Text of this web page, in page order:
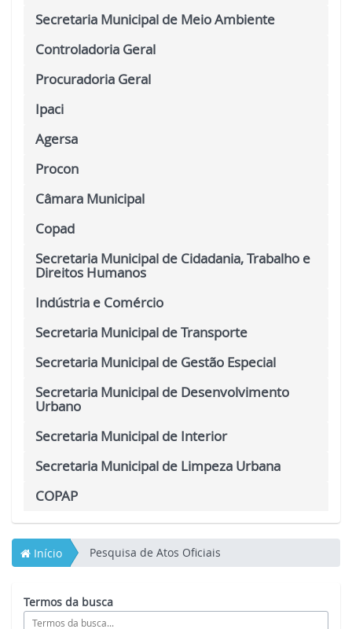
Secretaria Municipal de Meio Ambiente
Controladoria Geral
Procuradoria Geral
Ipaci
Agersa
Procon
Câmara Municipal
Copad
Secretaria Municipal de Cidadania, Trabalho e
Direitos Humanos
Indústria e Comércio
Secretaria Municipal de Transporte
Secretaria Municipal de Gestão Especial
Secretaria Municipal de Desenvolvimento
Urbano
Secretaria Municipal de Interior
Secretaria Municipal de Limpeza Urbana
COPAP
Início Pesquisa de Atos Oficiais
Termos da busca